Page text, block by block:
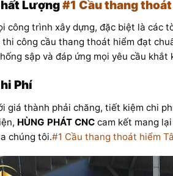
Lượng#1 Cầu thang
trình xây dựng, đặc biệt là các
công cầu thang thoát hiểm đạt
sập và đáp ứng mọi yêu cầu
Phí
thành phải chăng, tiết kiệm chi
HÙNG PHÁT CNC cam kết mang
chúng tôi.#1 Cầu thang thoát hiểm